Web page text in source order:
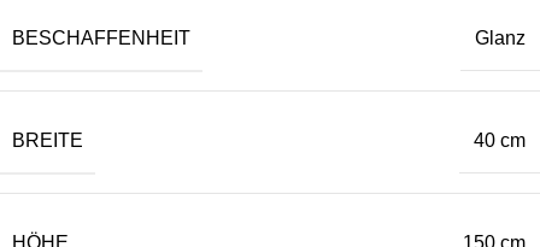
BESCHAFFENHEIT Glanz
BREITE 40 cm
HÖHE 150 cm